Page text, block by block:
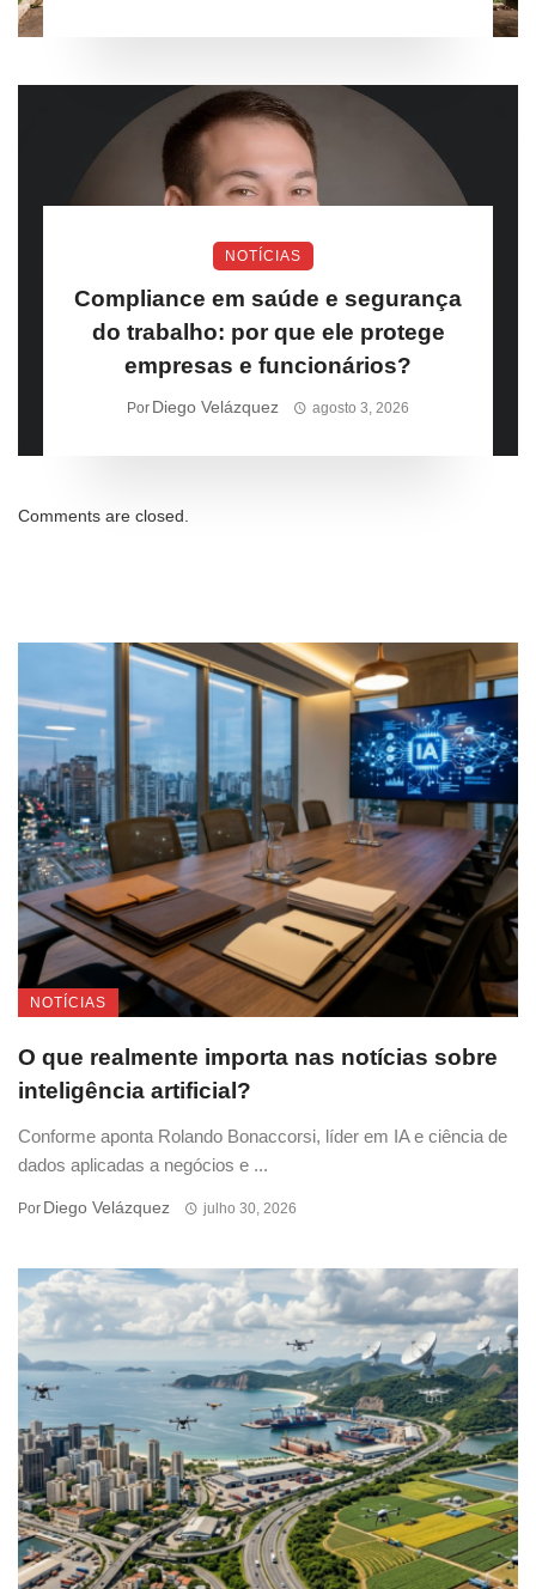
NOTÍCIAS
Compliance em saúde e segurança
do trabalho: por que ele protege
empresas e funcionários?
Por Diego Velázquez agosto 3, 2026
Comments are closed.
NOTÍCIAS
O que realmente importa nas notícias sobre
inteligência artificial?
Conforme aponta Rolando Bonaccorsi, líder em IA e ciência de
dados aplicadas a negócios e ...
Por Diego Velázquez julho 30, 2026